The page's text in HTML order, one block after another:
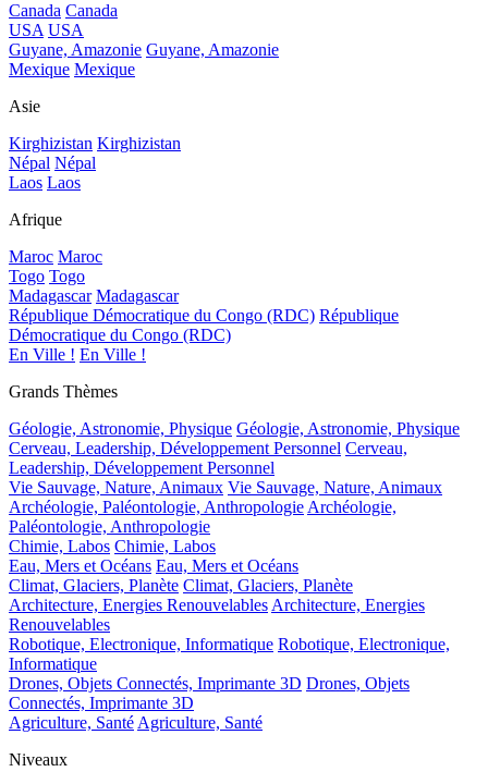
Canada Canada
USA USA
Guyane, Amazonie Guyane, Amazonie
Mexique Mexique
Asie
Kirghizistan Kirghizistan
Népal Népal
Laos Laos
Afrique
Maroc Maroc
Togo Togo
Madagascar Madagascar
République Démocratique du Congo (RDC) République
Démocratique du Congo (RDC)
En Ville ! En Ville !
Grands Thèmes
Géologie, Astronomie, Physique Géologie, Astronomie, Physique
Cerveau, Leadership, Développement Personnel Cerveau,
Leadership, Développement Personnel
Vie Sauvage, Nature, Animaux Vie Sauvage, Nature, Animaux
Archéologie, Paléontologie, AnthropologieArchéologie,
Paléontologie, Anthropologie
Chimie, Labos Chimie, Labos
Eau, Mers et Océans Eau, Mers et Océans
Climat, Glaciers, Planète Climat, Glaciers, Planète
Architecture, Energies RenouvelablesArchitecture, Energies
Renouvelables
Robotique, Electronique, Informatique Robotique, Electronique,
Informatique
Drones, Objets Connectés, Imprimante 3D Drones, Objets
Connectés, Imprimante 3D
Agriculture, SantéAgriculture, Santé
Niveaux